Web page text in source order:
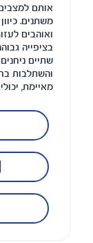
אותם למצבים
משתנים.
ואוהבים
בציפייה
שתיים
והשתלבות
מאיימת,